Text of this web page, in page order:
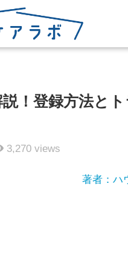
！登録方法と
3,270 views
著者：ハ